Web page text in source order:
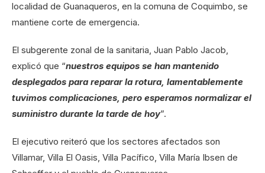
localidad de Guanaqueros, en la comuna de Coquimbo, se
mantiene corte de emergencia.
El subgerente zonal de la sanitaria, Juan Pablo Jacob,
explicó que “nuestros equipos se han mantenido
desplegados para reparar la rotura, lamentablemente
tuvimos complicaciones, pero esperamos normalizar el
suministro durante la tarde de hoy”.
El ejecutivo reiteró que los sectores afectados son
Villamar, Villa El Oasis, Villa Pacífico, Villa María Ibsen de